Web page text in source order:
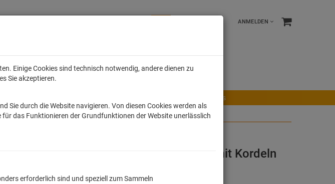
ANMELDEN
Fun Accessoires
Tonies
Sportbeutel  bedruckter Turnbeutel mit Kordeln
Einige Cookies sind technisch notwendig, andere dienen zu
Sie akzeptieren.
Sie durch die Website navigieren. Von diesen Cookies werden als
das Funktionieren der Grundfunktionen der Website unerlässlich
erforderlich sind und speziell zum Sammeln